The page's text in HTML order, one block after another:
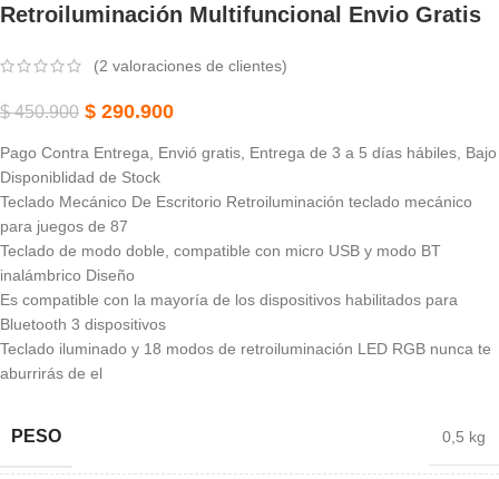
Retroiluminación Multifuncional Envio Gratis
(2 valoraciones de clientes)
$450.900 $ 290.900
Pago Contra Entrega, Envió gratis, Entrega de 3 a 5 días hábiles, Bajo
Disponiblidad de Stock
Teclado Mecánico De Escritorio Retroiluminación teclado mecánico
para juegos de 87
Teclado de modo doble, compatible con micro USB y modo BT
inalámbrico Diseño
Es compatible con la mayoría de los dispositivos habilitados para
Bluetooth 3 dispositivos
Teclado iluminado y 18 modos de retroiluminación LED RGB nunca te
aburrirás de el
PESO 0,5 kg